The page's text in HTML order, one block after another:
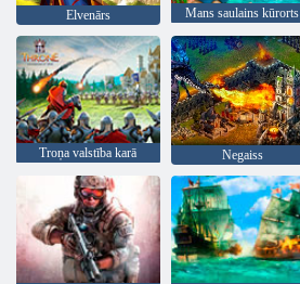
Elvenārs Mans saulains kūrorts
Troņa valstība karā Negaiss